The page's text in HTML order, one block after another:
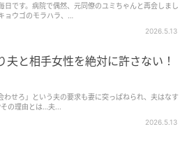
です。病院で偶然、元同僚のユミちゃんと再会しまし
ョウゴのモラハラ、…
2026.5.13
と相手女性を絶対に許さない！
せろ」という夫の要求も妻に突っぱねられ、夫はなす
の理由とは…夫...
2026.5.13